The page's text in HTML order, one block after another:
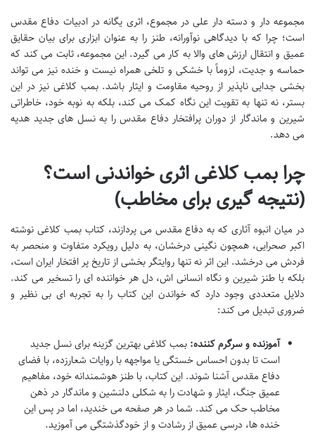
مجموعه دار و دسته دار علی در مجموع، اثری یگانه در ادبیات دفاع مقدس
است؛ چرا که با دیدگاهی نوآورانه، طنز را به عنوان ابزاری برای بیان حقایق
عمیق و انتقال ارزش های والا به کار می گیرد. این مجموعه، ثابت می کند که
حماسه و جدیت، لزوماً با خشکی و تلخی همراه نیست و خنده نیز می تواند
بخشی جدایی ناپذیر از روحیه مقاومت و ایثار باشد. بمب کلاغی نیز در این
بستر، نه تنها به تقویت این نگاه کمک می کند، بلکه به نوبه خود، خاطراتی
شیرین و ماندگار از دوران پرافتخار دفاع مقدس را به نسل های جدید هدیه
می دهد.
چرا بمب کلاغی اثری خواندنی است؟
(نتیجه گیری برای مخاطب)
در میان انبوه آثاری که به دفاع مقدس می پردازند، کتاب بمب کلاغی نوشته
اکبر صحرایی، همچون نگینی درخشان، به دلیل رویکرد متفاوت و منحصر به
فردش می درخشد. این اثر نه تنها روایتگر بخشی از تاریخ پر افتخار ایران است،
بلکه با طنز شیرین و نگاه انسانی اش، دل هر خواننده ای را تسخیر می کند.
دلایل متعددی وجود دارد که خواندن این کتاب را به تجربه ای بی نظیر و
ضروری تبدیل می کند:
آموزنده و سرگرم کننده: بمب کلاغی بهترین گزینه برای نسل جدید
است تا بدون احساس خستگی یا مواجهه با روایات شعارزده، با فضای
دفاع مقدس آشنا شوند. این کتاب، با طنز هوشمندانه خود، مفاهیم
عمیق جنگ، ایثار و شهادت را به شکلی دلنشین و ماندگار در ذهن
مخاطب حک می کند. شما در هر صفحه می خندید، اما در پس این
خنده ها، درسی عمیق از رشادت و از خودگذشتگی می آموزید.